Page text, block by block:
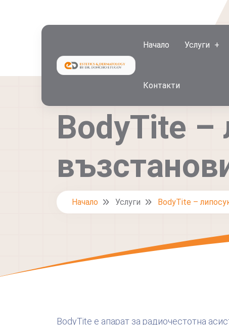
Начало Услуги
Контакти
BodyTite –
Начало Услуги BodyTite –
BodyTite e апарат за радиочестотна